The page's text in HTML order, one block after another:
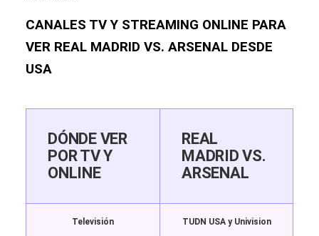
CANALES TV Y STREAMING ONLINE PARA
VER REAL MADRID VS. ARSENAL DESDE
USA
DÓNDE VER
POR TV Y
ONLINE
REAL
MADRID VS.
ARSENAL
Televisión TUDN USA y Univision